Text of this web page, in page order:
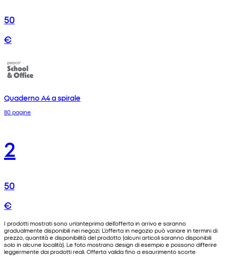
50
€
Quaderno A4 a spirale
80 pagine
2
50
€
I prodotti mostrati sono un'anteprima dell'offerta in arrivo e saranno
gradualmente disponibili nei negozi. L'offerta in negozio può variare in termini di
prezzo, quantità e disponibilità del prodotto (alcuni articoli saranno disponibili
solo in alcune località). Le foto mostrano design di esempio e possono differire
leggermente dai prodotti reali. Offerta valida fino a esaurimento scorte.